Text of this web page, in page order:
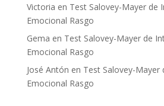
Victoria en Test Salovey-Mayer de
Emocional Rasgo
Gema en Test Salovey-Mayer de
Emocional Rasgo
José Antón en Test Salovey-Mayer
Emocional Rasgo